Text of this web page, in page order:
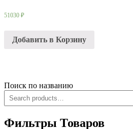
51030 ₽
Добавить в Корзину
Поиск по названию
Фильтры Товаров